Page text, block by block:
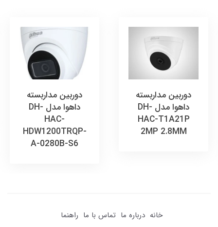
دوربین مداربسته
داهوا مدل DH-
HAC-T1A21P
2MP 2.8MM
دوربین مداربسته
داهوا مدل DH-
HAC-
HDW1200TRQP-
A-0280B-S6
خانه درباره ما تماس با ما راهنما